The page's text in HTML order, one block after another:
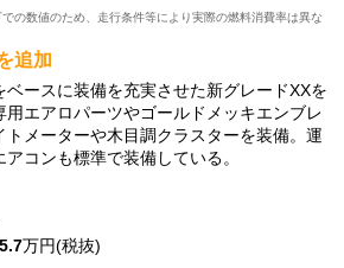
の数値のため、走行条件等により実際の燃料消費率は異な
追加
ベースに装備を充実させた新グレードXXを
エアロパーツやゴールドメッキエンブレ
トメーターや木目調クラスターを装備。運
コンも標準で装備している。
万円(税抜)